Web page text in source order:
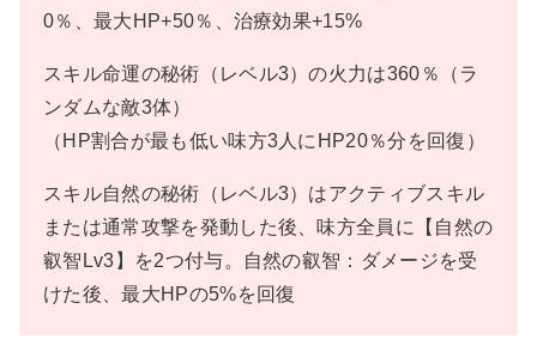
0％、最大HP+50％、治療効果+15%
スキル命運の秘術（レベル3）の火力は360％（ラ
ンダムな敵3体）
（HP割合が最も低い味方3人にHP20％分を回復）
スキル自然の秘術（レベル3）はアクティブスキル
または通常攻撃を発動した後、味方全員に【自然の
叡智Lv3】を2つ付与。自然の叡智：ダメージを受
けた後、最大HPの5%を回復